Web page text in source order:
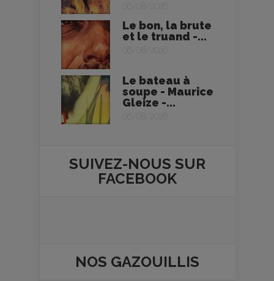
06/08/2026
Le bon, la brute
et le truand -...
06/08/2026
Le bateau à
soupe - Maurice
Gleize -...
06/08/2026
SUIVEZ-NOUS SUR
FACEBOOK
NOS GAZOUILLIS